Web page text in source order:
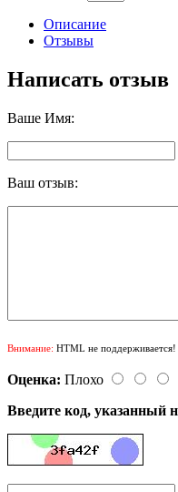
Описание
Отзывы
Написать отзыв
Ваше Имя:
Ваш отзыв:
Внимание: HTML не поддерживается!
Оценка: Плохо
Введите код, указанный